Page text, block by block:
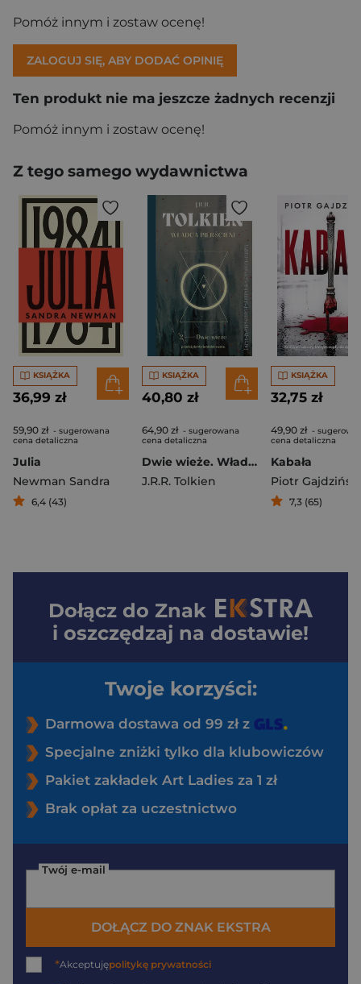
Pomóż innym i zostaw ocenę!
ZALOGUJ SIĘ, ABY DODAĆ OPINIĘ
Ten produkt nie ma jeszcze żadnych recenzji
Pomóż innym i zostaw ocenę!
Z tego samego wydawnictwa
KSIĄŻKA
36,99 zł
59,90 zł - sugerowana
cena detaliczna
Julia
Newman Sandra
6,4 (43)
KSIĄŻKA
40,80 zł
64,90 zł - sugerowana
cena detaliczna
Dwie wieże. Władca Pierścieni. Tom 2 wyd. 2026
J.R.R. Tolkien
KSIĄŻKA
32,75 zł
49,90 zł -
cena detaliczna
Kabała
Piotr Gajdziński
7,3 (65)
Dołącz do Znak
i oszczędzaj na dostawie!
Twoje korzyści:
Darmowa dostawa od 99 zł z
Specjalne zniżki tylko dla klubowiczów
Pakiet zakładek Art Ladies za 1 zł
Brak opłat za uczestnictwo
Twój e-mail
DOŁĄCZ DO ZNAK EKSTRA
*Akceptujępolitykę prywatności